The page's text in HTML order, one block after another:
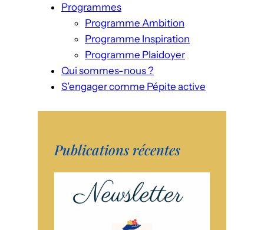
Programmes
Programme Ambition
Programme Inspiration
Programme Plaidoyer
Qui sommes-nous ?
S’engager comme Pépite active
Publications récentes